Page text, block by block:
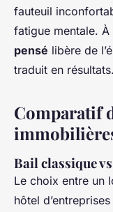
fauteuil
fatigue mentale. À
pensé libère de
traduit en résultats.
Comparatif
Bail classique
Le choix entre un
hôtel